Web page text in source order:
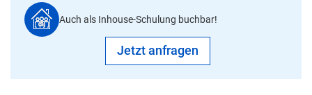
Auch als Inhouse-Schulung buchbar!
Jetzt anfragen